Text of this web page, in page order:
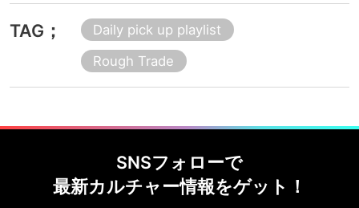
TAG；
Daily pick up playlist
Rough Trade
SNSフォローで
最新カルチャー情報をゲット！